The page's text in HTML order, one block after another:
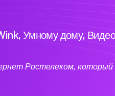
Умному дому,
Ростелеком,